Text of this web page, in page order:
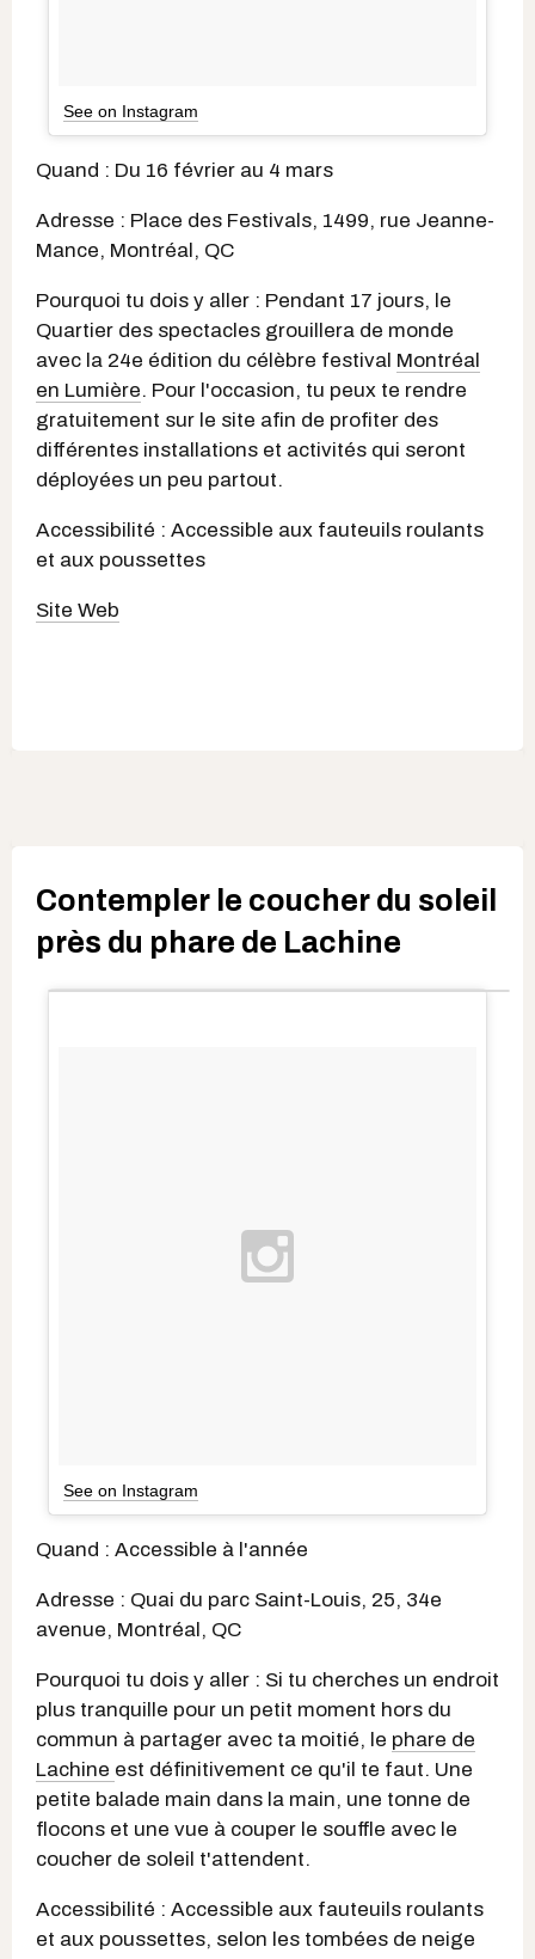
See on Instagram
Quand : Du 16 février au 4 mars
Adresse : Place des Festivals, 1499, rue Jeanne-
Mance, Montréal, QC
Pourquoi tu dois y aller : Pendant 17 jours, le
Quartier des spectacles grouillera de monde
avec la 24e édition du célèbre festival Montréal
en Lumière. Pour l'occasion, tu peux te rendre
gratuitement sur le site afin de profiter des
différentes installations et activités qui seront
déployées un peu partout.
Accessibilité : Accessible aux fauteuils roulants
et aux poussettes
Site Web
Contempler le coucher du soleil
près du phare de Lachine
See on Instagram
Quand : Accessible à l'année
Adresse : Quai du parc Saint-Louis, 25, 34e
avenue, Montréal, QC
Pourquoi tu dois y aller : Si tu cherches un endroit
plus tranquille pour un petit moment hors du
commun à partager avec ta moitié, le phare de
Lachine est définitivement ce qu'il te faut. Une
petite balade main dans la main, une tonne de
flocons et une vue à couper le souffle avec le
coucher de soleil t'attendent.
Accessibilité : Accessible aux fauteuils roulants
et aux poussettes, selon les tombées de neige